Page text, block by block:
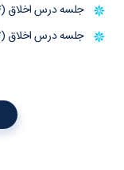
جلسه درس اخلاق (1404/10/24)
جلسه درس اخلاق (1404/10/17)